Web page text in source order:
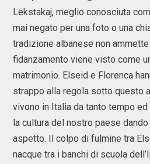
Lekstakaj, meglio conosciuta
mai negato per una foto o una
tradizione albanese non
fidanzamento viene visto come
matrimonio. Elseid e Florenca
strappo alla regola sotto questo
vivono in Italia da tanto tempo
la cultura del nostro paese dando
aspetto. Il colpo di fulmine tra
nacque tra i banchi di scuola